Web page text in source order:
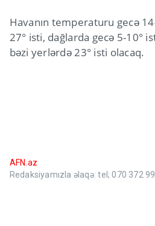
Havanın temperaturu gecə
27° isti, dağlarda gecə 5-10°
bəzi yerlərdə 23° isti olacaq.
AFN.az
Redaksiyamızla əlaqə: tel; 070 372